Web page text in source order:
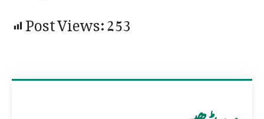
Post Views:253